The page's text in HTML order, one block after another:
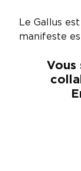
Le Gallus est
manifeste
Vous